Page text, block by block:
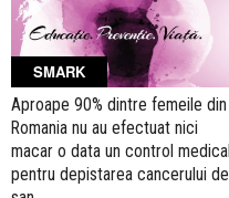
SMARK
Aproape 90% dintre femeile din
Romania nu au efectuat nici
macar o data un control medical
pentru depistarea cancerului de